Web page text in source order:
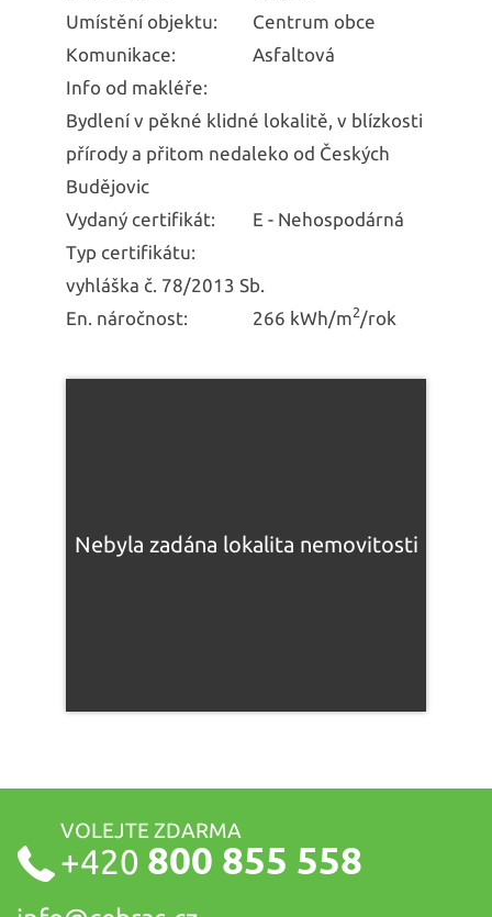
Umístění objektu:
Centrum obce
Komunikace:
Asfaltová
Info od makléře:
Bydlení v pěkné klidné lokalitě, v blízkosti
přírody a přitom nedaleko od Českých
Budějovic
Vydaný certifikát:
E - Nehospodárná
Typ certifikátu:
vyhláška č. 78/2013 Sb.
En. náročnost:
266 kWh/m2/rok
VOLEJTE ZDARMA
+420 800 855 558